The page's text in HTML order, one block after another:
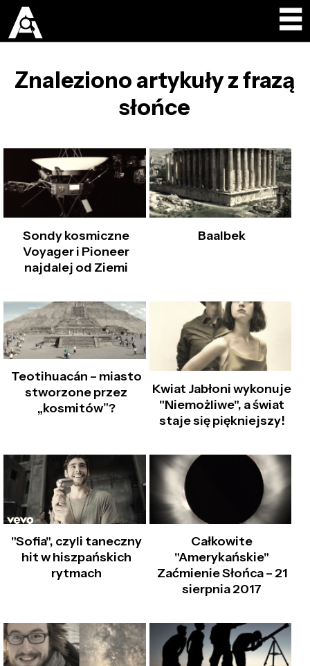
Znaleziono artykuły z frazą
słońce
Sondy kosmiczne
Voyager i Pioneer
najdalej od Ziemi
Baalbek
Teotihuacán – miasto
stworzone przez
„kosmitów”?
Kwiat Jabłoni wykonuje
"Niemożliwe", a świat
staje się piękniejszy!
"Sofia", czyli taneczny
hit w hiszpańskich
rytmach
Całkowite
"Amerykańskie"
Zaćmienie Słońca – 21
sierpnia 2017